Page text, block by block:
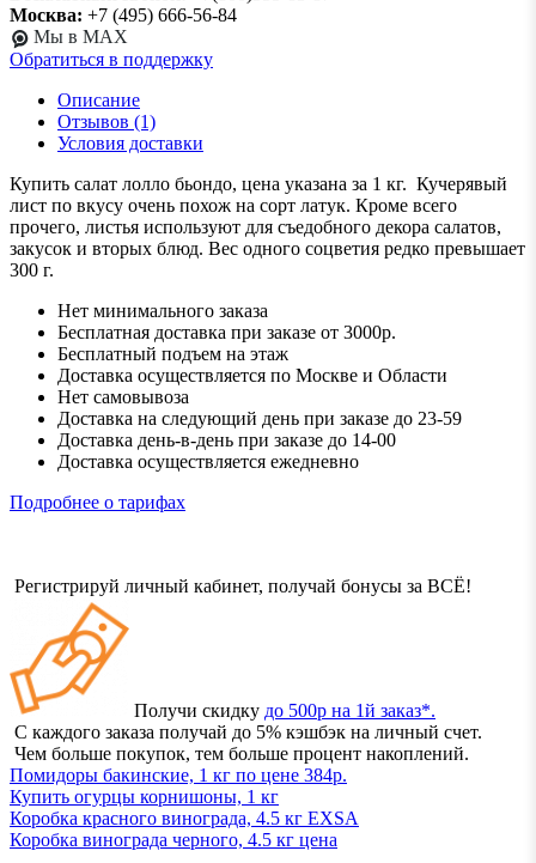
Москва: +7 (495) 666-56-84
Мы в MAX
Обратиться в поддержку
Описание
Отзывов (1)
Условия доставки
Купить салат лолло бьондо, цена указана за 1 кг. Кучерявый
лист по вкусу очень похож на сорт латук. Кроме всего
прочего, листья используют для съедобного декора салатов,
закусок и вторых блюд. Вес одного соцветия редко превышает
300 г.
Нет минимального заказа
Бесплатная доставка при заказе от 3000р.
Бесплатный подъем на этаж
Доставка осуществляется по Москве и Области
Нет самовывоза
Доставка на следующий день при заказе до 23-59
Доставка день-в-день при заказе до 14-00
Доставка осуществляется ежедневно
Подробнее о тарифах
Регистрируй личный кабинет, получай бонусы за ВСЁ!
Получи скидку до 500р на 1й заказ*.
С каждого заказа получай до 5% кэшбэк на личный счет.
Чем больше покупок, тем больше процент накоплений.
Помидоры бакинские, 1 кг по цене 384р.
Купить огурцы корнишоны, 1 кг
Коробка красного винограда, 4.5 кг EXSA
Коробка винограда черного, 4.5 кг ценa